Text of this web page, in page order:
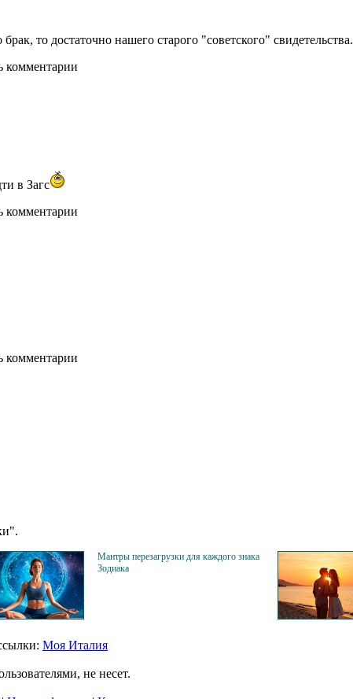
то достаточно нашего старого "советского" свидетельства.
комментарии
в Загс
комментарии
комментарии
Мантры перезагрузки для каждого знака
Зодиака
Моя Италия
не несет.